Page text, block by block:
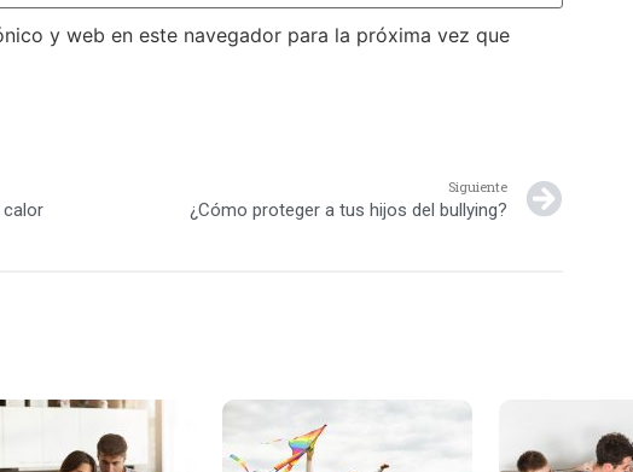
y web en este navegador para la próxima vez que
calor
Siguiente
¿Cómo proteger a tus hijos del bullying?